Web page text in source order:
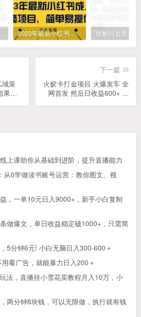
无需人工操作 2023年最新小红书成人电商项目，简单易操作【详细教程】
域策
果的
下一篇
火蚁卡打金项目 火爆发车 全
网首发 然后日收益600+ 单
上课助你从基础到进阶，提升直播能力
从0学做读书账号运营：教你图文、视
，一单10元日入9000+，新手小白复制
做爆文，单日收益稳定破1000+，只需简
5分钟6元! 小白无脑日入300-600＋
看广告，就能暴力日入200＋
法，直播挂小雪花卖教程月入10万，小
两分钟8块钱，可以无限做，执行就有钱